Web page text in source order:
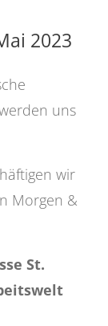
2023
uns
wir
Morgen &
St.